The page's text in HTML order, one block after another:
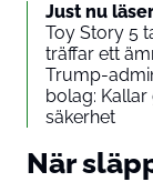
Just nu
Toy Story 5
träffar ett
Trump-
bolag:
säkerhet
När